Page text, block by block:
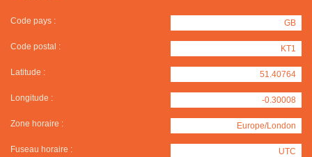
Code pays : GB
Code postal : KT1
Latitude : 51.40764
Longitude : -0.30008
Zone horaire : Europe/London
Fuseau horaire : UTC